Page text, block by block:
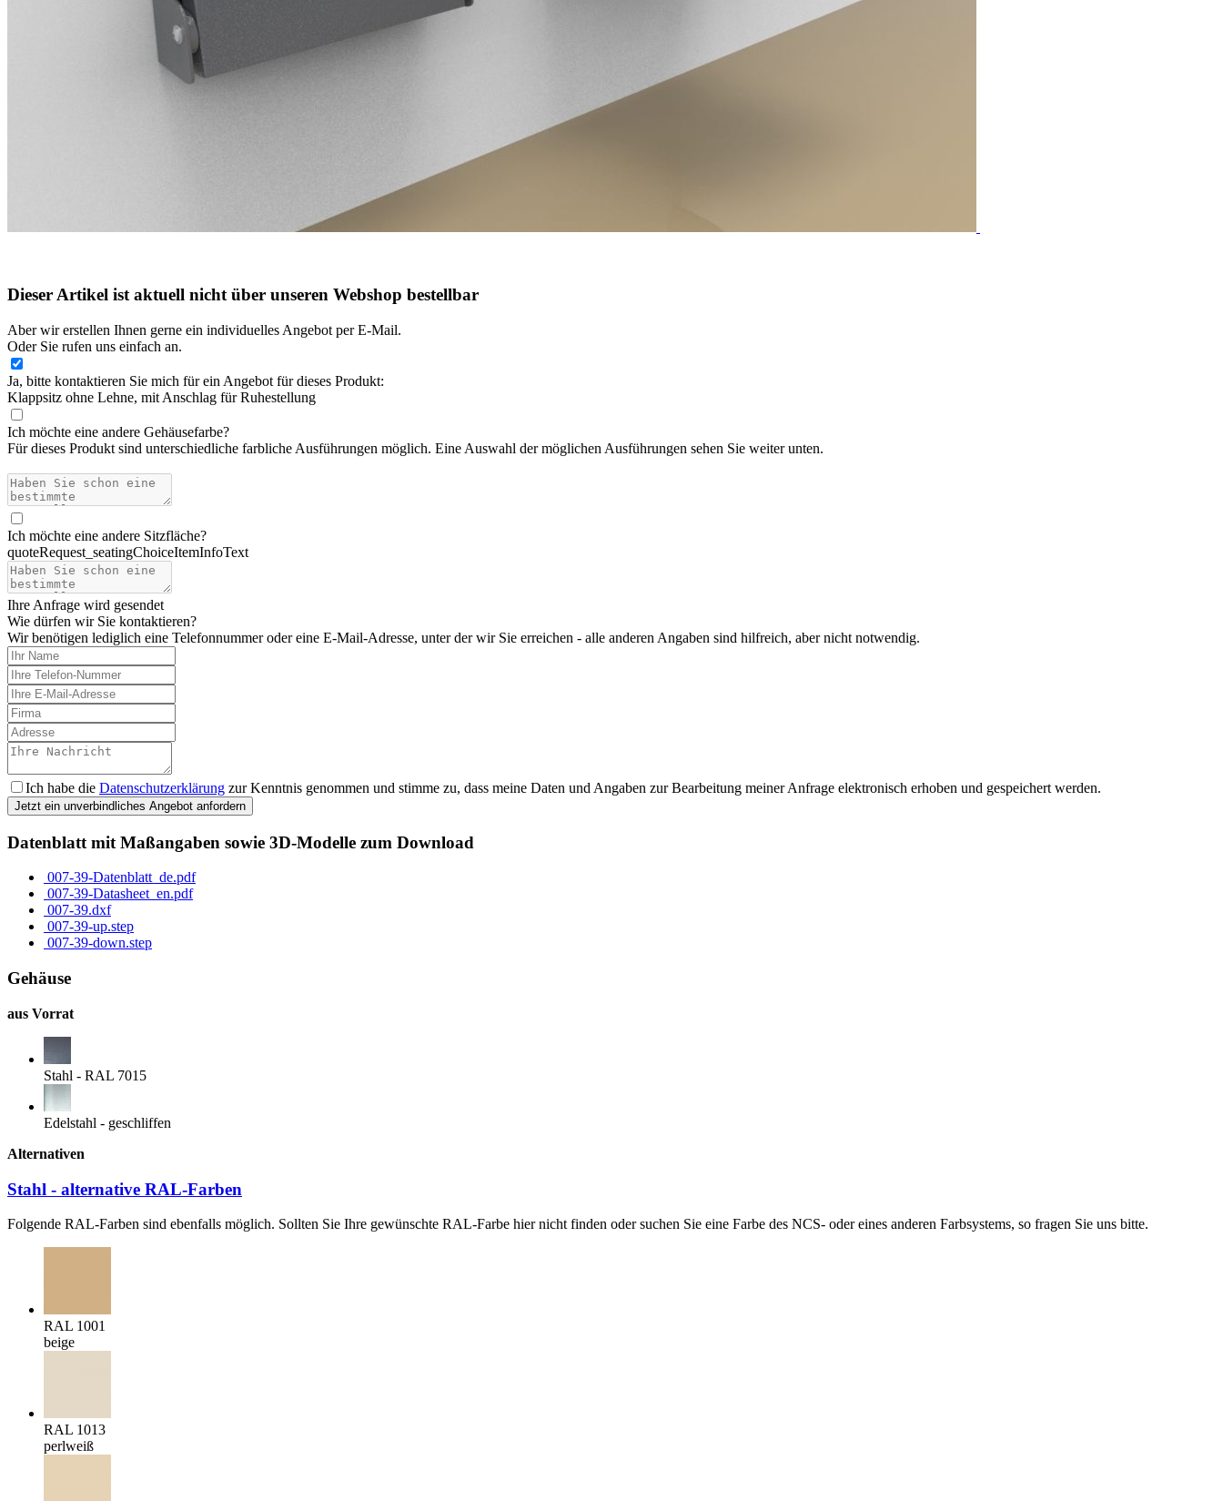
Dieser Artikel ist aktuell nicht über unseren Webshop bestellbar
Aber wir erstellen Ihnen gerne ein individuelles Angebot per E-Mail.
Oder Sie rufen uns einfach an.
Ja, bitte kontaktieren Sie mich für ein Angebot für dieses Produkt:
Klappsitz ohne Lehne, mit Anschlag für Ruhestellung
Ich möchte eine andere Gehäusefarbe?
Für dieses Produkt sind unterschiedliche farbliche Ausführungen möglich. Eine Auswahl der möglichen Ausführungen sehen Sie weiter unten.
Ich möchte eine andere Sitzfläche?
quoteRequest_seatingChoiceItemInfoText
Ihre Anfrage wird gesendet
Wie dürfen wir Sie kontaktieren?
Wir benötigen lediglich eine Telefonnummer oder eine E-Mail-Adresse, unter der wir Sie erreichen - alle anderen Angaben sind hilfreich, aber nicht notwendig.
Ich habe die Datenschutzerklärung zur Kenntnis genommen und stimme zu, dass meine Daten und Angaben zur Bearbeitung meiner Anfrage elektronisch erhoben und gespeichert werden.
Jetzt ein unverbindliches Angebot anfordern
Datenblatt mit Maßangaben sowie 3D-Modelle zum Download
007-39-Datenblatt_de.pdf
007-39-Datasheet_en.pdf
007-39.dxf
007-39-up.step
007-39-down.step
Gehäuse
aus Vorrat
Stahl - RAL 7015
Edelstahl - geschliffen
Alternativen
Stahl - alternative RAL-Farben
Folgende RAL-Farben sind ebenfalls möglich. Sollten Sie Ihre gewünschte RAL-Farbe hier nicht finden oder suchen Sie eine Farbe des NCS- oder eines anderen Farbsystems, so fragen Sie uns bitte.
RAL 1001
beige
RAL 1013
perlweiß